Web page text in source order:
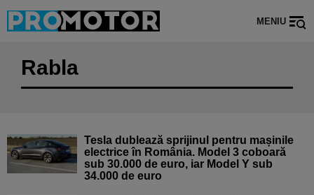
MENIU
Rabla
Tesla dublează sprijinul pentru mașinile
electrice în România. Model 3 coboară
sub 30.000 de euro, iar Model Y sub
34.000 de euro